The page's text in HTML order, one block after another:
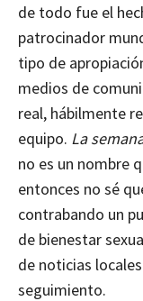
de todo fue el
patrocinador
tipo de
medios de
real, hábilmente
equipo. La
no es un nombre
entonces no sé
contrabando un
de bienestar
de noticias
seguimiento.